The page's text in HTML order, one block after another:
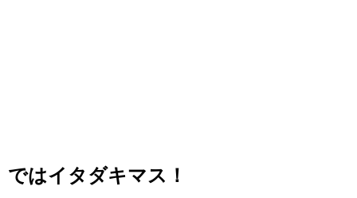
ではイタダキマス！